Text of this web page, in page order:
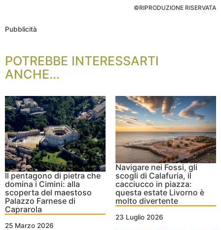
©RIPRODUZIONE RISERVATA
Pubblicità
POTREBBE INTERESSARTI
ANCHE...
Il pentagono di pietra che
domina i Cimini: alla
scoperta del maestoso
Palazzo Farnese di
Caprarola
25 Marzo 2026
Navigare nei Fossi, gli
scogli di Calafuria, il
cacciucco in piazza:
questa estate Livorno è
molto divertente
23 Luglio 2026